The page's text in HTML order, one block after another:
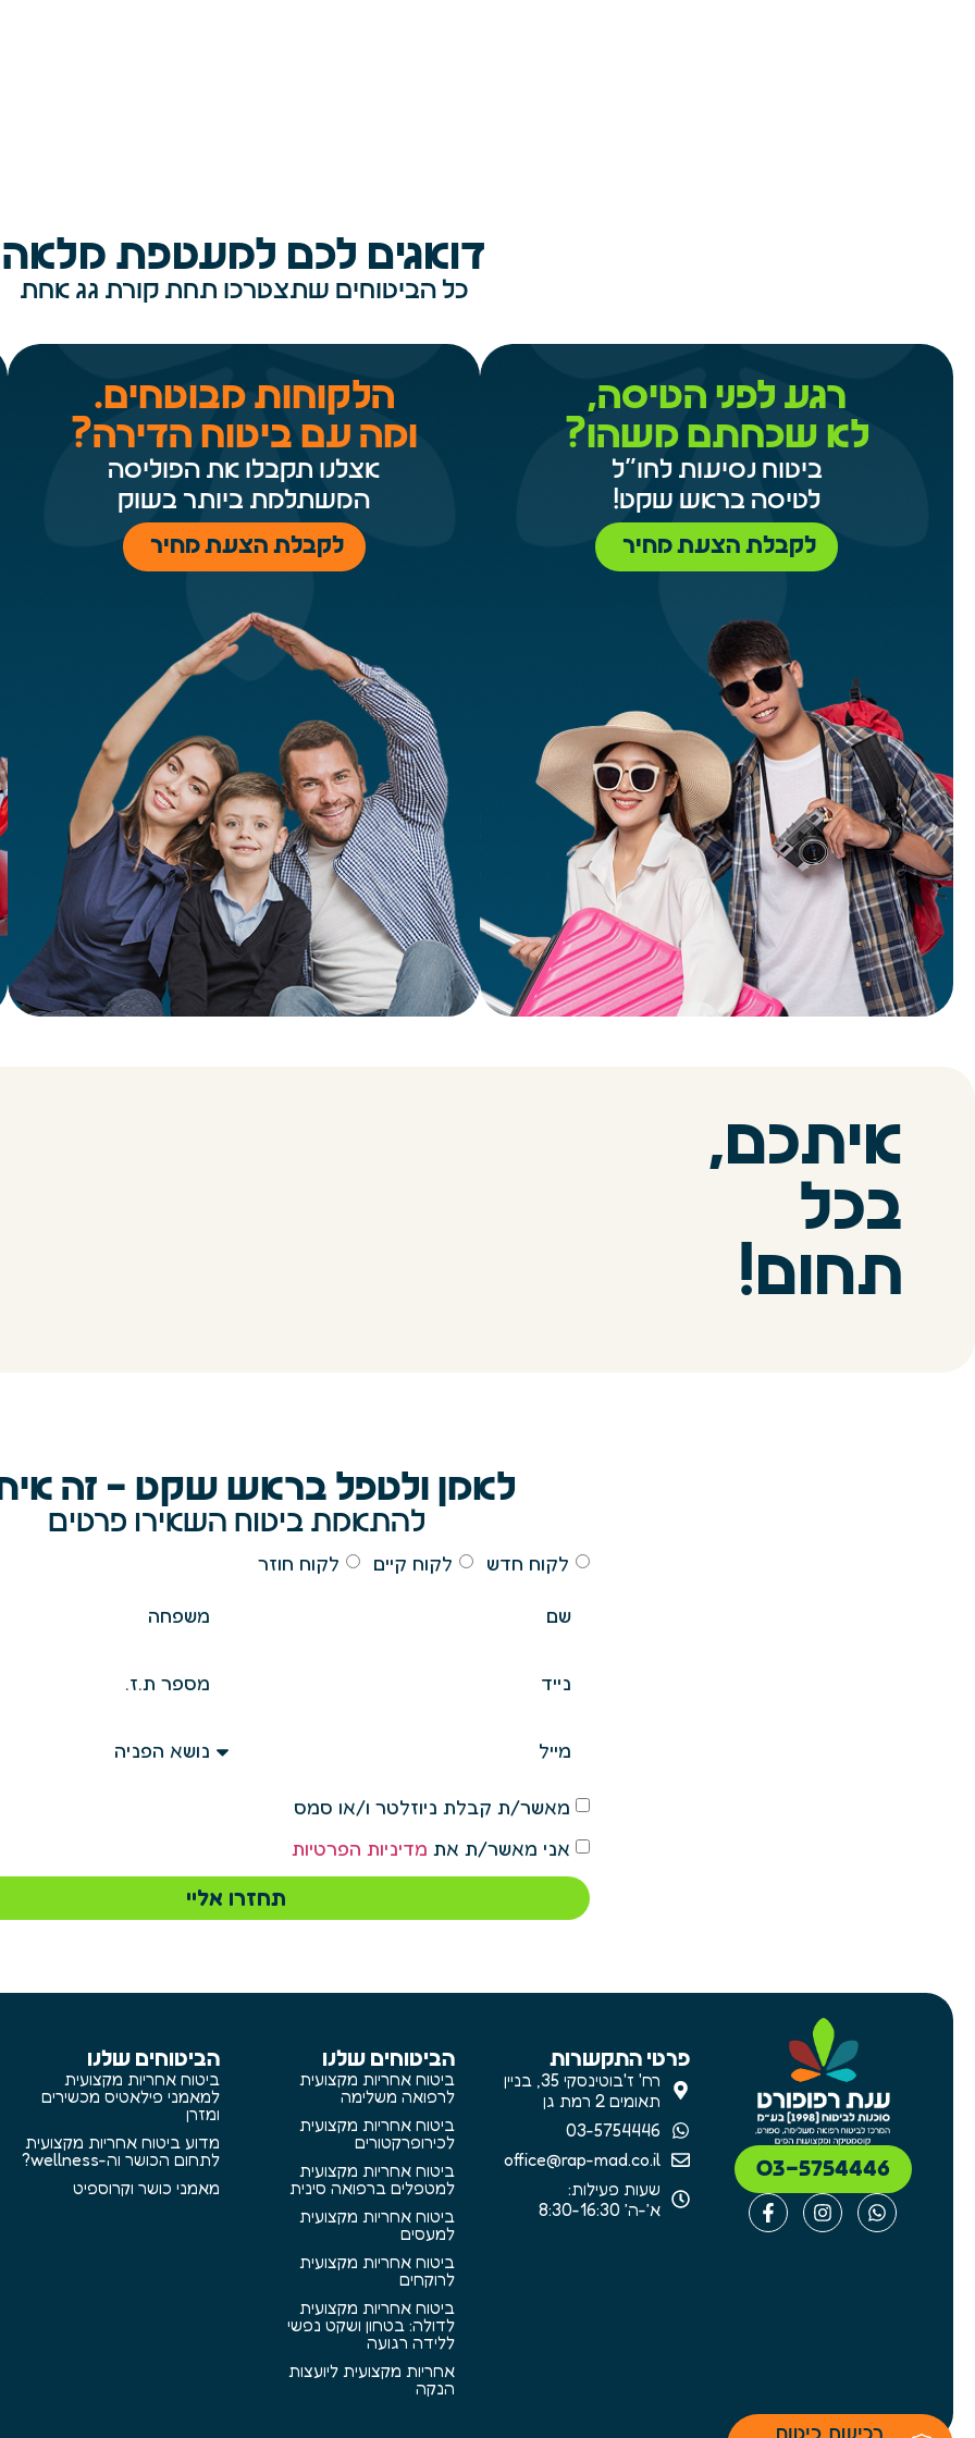
דואגים לכם למעטפת מלאה
כל הביטוחים שתצטרכו תחת קורת גג אחת
רגע לפני הטיסה,
לא שכחתם משהו?
ביטוח נסיעות לחו"ל
לטיסה בראש שקט!
לקבלת הצעת מחיר
הלקוחות מבוטחים.
ומה עם ביטוח הדירה?
אצלנו תקבלו את הפוליסה
המשתלמת ביותר בשוק
לקבלת הצעת מחיר
איתכם,
בכל
תחום!
לאמן ולטפל בראש שקט - זה
להתאמת ביטוח השאירו פרטים
לקוח חדש לקוח קיים לקוח חוזר
מאשר/ת קבלת ניוזלטר ו/או סמס
אני מאשר/ת את מדיניות הפרטיות
תחזרו אליי
03-5754446
פרטי התקשרות
רח' ז'בוטינסקי 35, בניין
תאומים 2 רמת גן
03-5754446
office@rap-mad.co.il
שעות פעילות:
א׳-ה׳ 8:30-16:30
הביטוחים שלנו
ביטוח אחריות מקצועית
לרפואה משלימה
ביטוח אחריות מקצועית
לכירופרקטורים
ביטוח אחריות מקצועית
למטפלים ברפואה סינית
ביטוח אחריות מקצועית
למעסים
ביטוח אחריות מקצועית
לרוקחים
ביטוח אחריות מקצועית
לדולה: בטחון ושקט נפשי
ללידה רגועה
אחריות מקצועית ליועצות
הנקה
הביטוחים שלנו
ביטוח אחריות מקצועית
למאמני פילאטיס מכשירים
ומזרן
מדוע ביטוח אחריות מקצועית
לתחום הכושר וה-wellness?
מאמני כושר וקרוספיט